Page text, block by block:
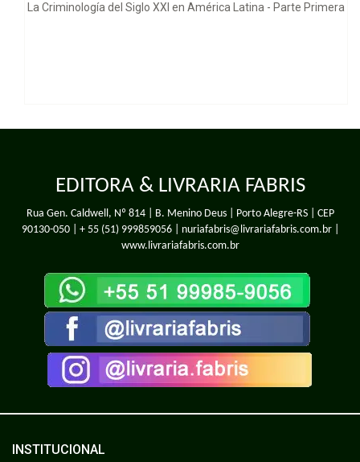
Criminología del Siglo XXI en América Latina - Parte Primera
EDITORA & LIVRARIA FABRIS
Rua Gen. Caldwell, Nº 814 | B. Menino Deus | Porto Alegre-RS | CEP
90130-050 | + 55 (51) 999859056| nuriafabris@livrariafabris.com.br |
www.livrariafabris.com.br
INSTITUCIONAL